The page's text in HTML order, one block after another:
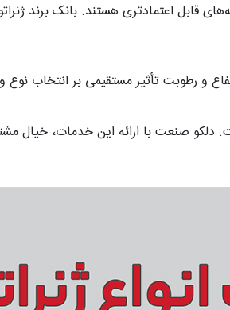
اعتمادتری هستند. بانک برند
و رطوبت تأثیر مستقیمی بر انتخاب نوع و
صنعت با ارائه این خدمات، خیال